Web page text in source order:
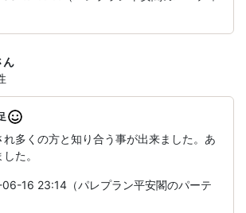
ん
れ多くの方と知り合う事が出来ました。あ
た。
16 23:14（パレプラン平安閣のパーテ